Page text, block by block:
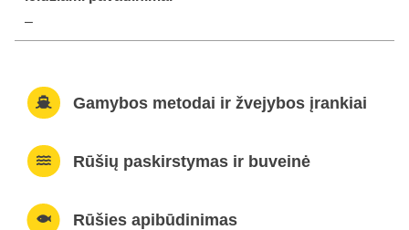
–
Gamybos metodai ir žvejybos įrankiai
Rūšių paskirstymas ir buveinė
Rūšies apibūdinimas